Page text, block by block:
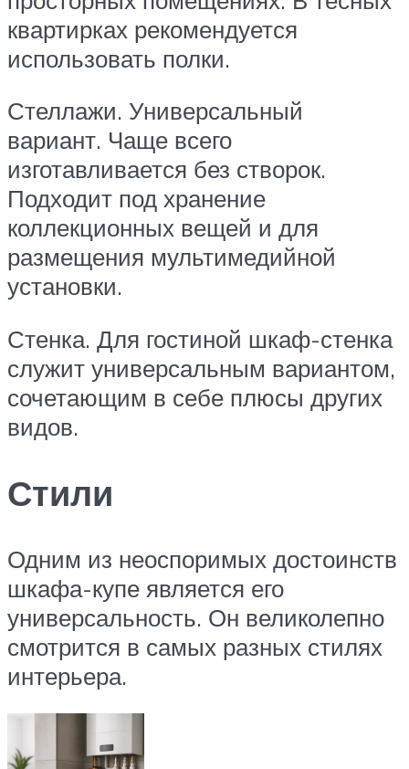
квартирках рекомендуется
использовать полки.
Стеллажи. Универсальный
вариант. Чаще всего
изготавливается без створок.
Подходит под хранение
коллекционных вещей и для
размещения мультимедийной
установки.
Стенка. Для гостиной шкаф-стенка
служит универсальным вариантом,
сочетающим в себе плюсы других
видов.
Стили
Одним из неоспоримых достоинств
шкафа-купе является его
универсальность. Он великолепно
смотрится в самых разных стилях
интерьера.